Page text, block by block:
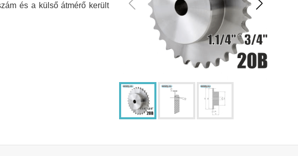
és a külső átmérő került